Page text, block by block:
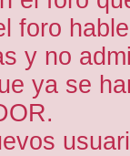
foro
y no
ya se